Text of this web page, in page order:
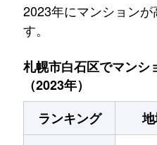
2023年にマンション
す。
札幌市白石区でマンシ
（2023年）
ランキング